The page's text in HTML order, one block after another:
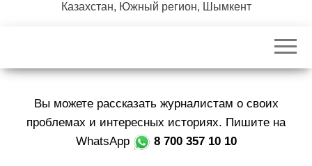
к
р
Казахстан, Южный регион, Шымкент
Вы можете рассказать журналистам о своих
проблемах и интересных историях. Пишите на
WhatsApp
8 700 357 10 10